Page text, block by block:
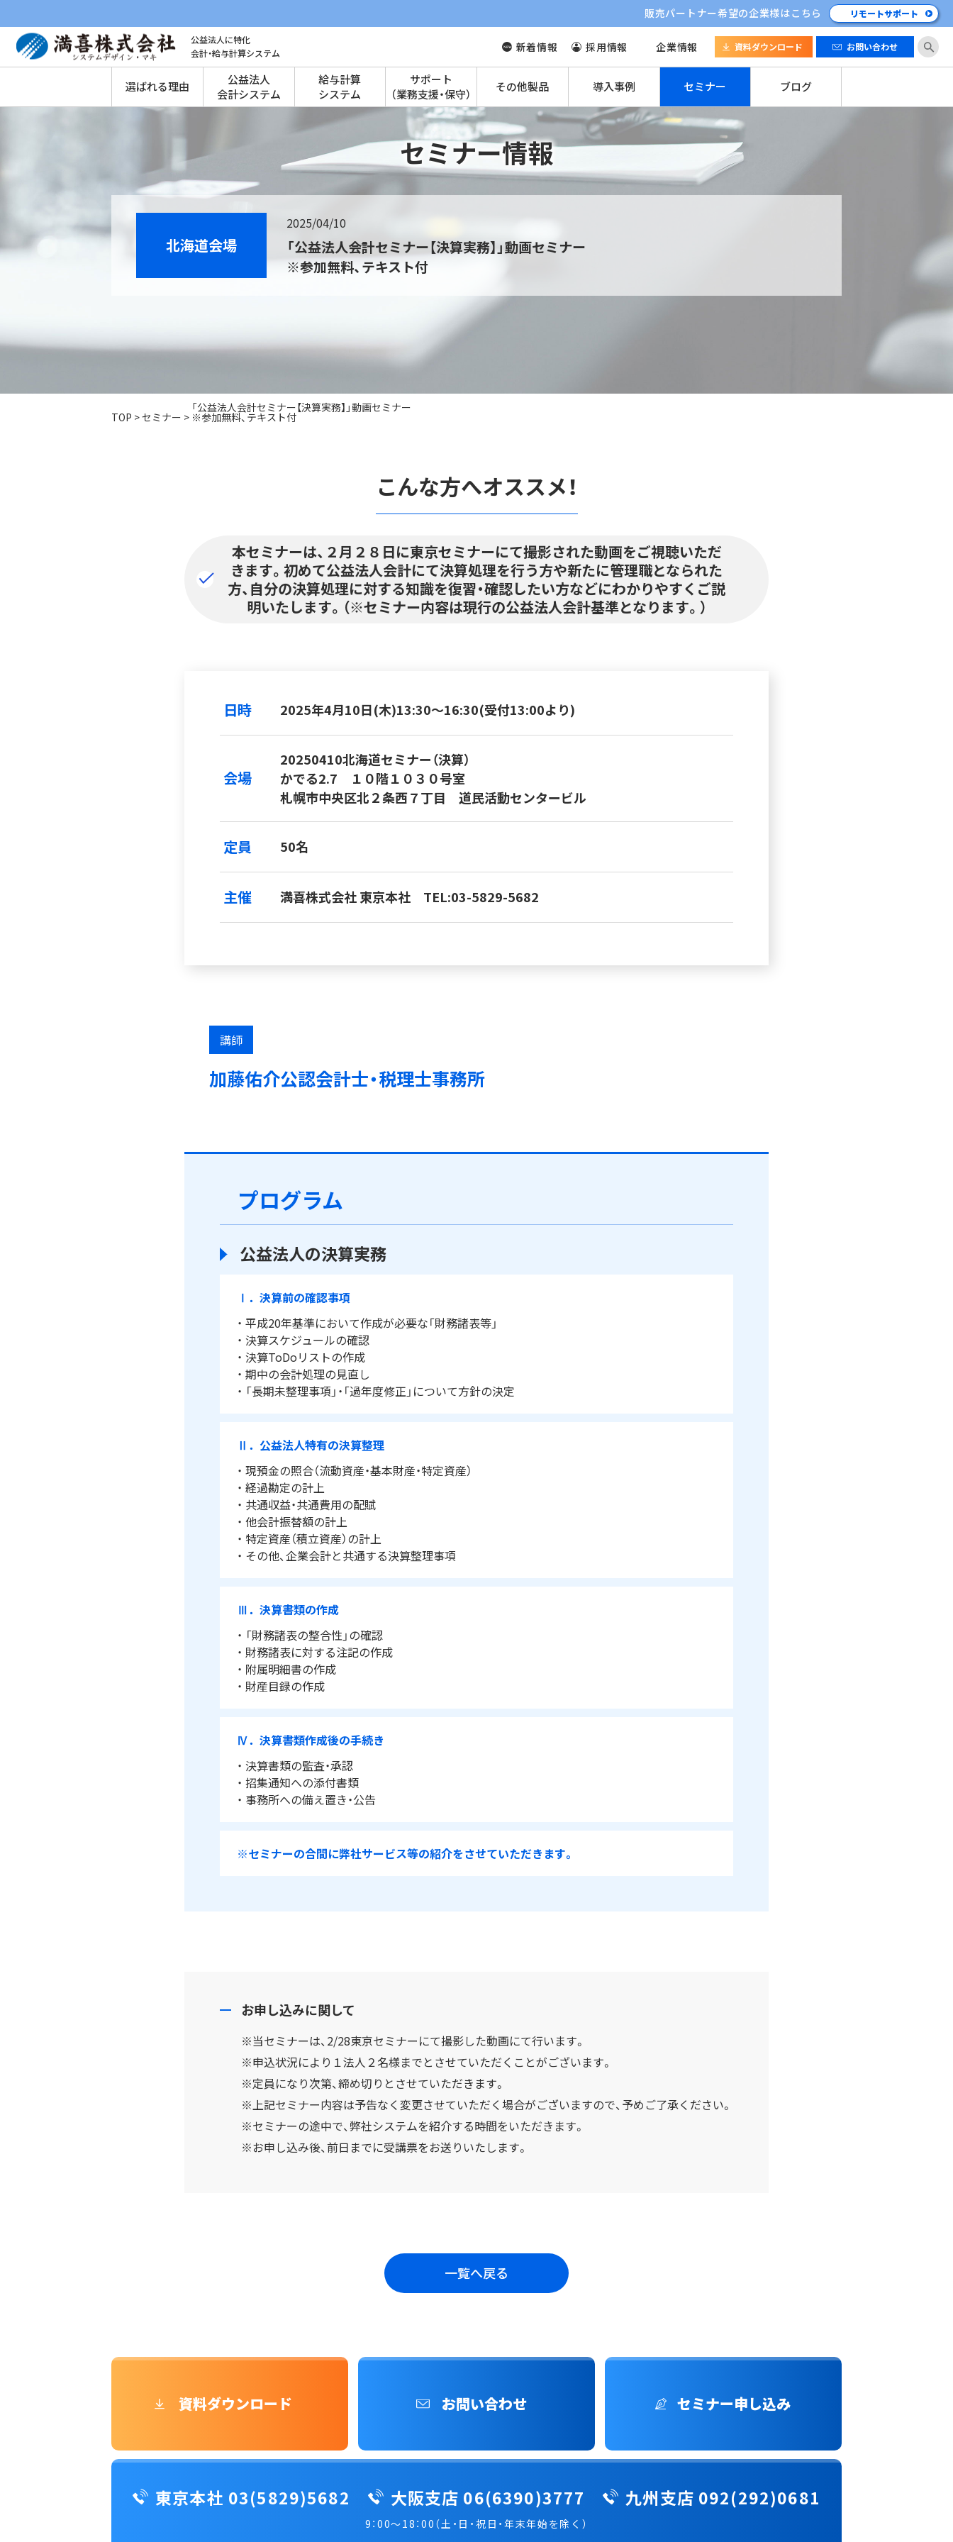
販売パートナー希望の企業様はこちら リモートサポート
公益法人に特化
会計・給与計算システム
新着情報 採用情報 企業情報 資料ダウンロード お問い合わせ
選ばれる理由
公益法人
会計システム
給与計算
システム
サポート
（業務支援・保守）
その他製品 導入事例 セミナー ブログ
セミナー情報
北海道会場
2025/04/10
「公益法人会計セミナー【決算実務】」動画セミナー
※参加無料、テキスト付
TOP >セミナー >
「公益法人会計セミナー【決算実務】」動画セミナー
※参加無料、テキスト付
こんな方へオススメ！
本セミナーは、２月２８日に東京セミナーにて撮影された動画をご視聴いただ
きます。初めて公益法人会計にて決算処理を行う方や新たに管理職となられた
方、自分の決算処理に対する知識を復習・確認したい方などにわかりやすくご説
明いたします。（※セミナー内容は現行の公益法人会計基準となります。）
日時 2025年4月10日(木)13:30～16:30(受付13:00より)
会場
20250410北海道セミナー（決算）
かでる2.7 １０階１０３０号室
札幌市中央区北２条西７丁目 道民活動センタービル
定員 50名
主催 満喜株式会社 東京本社 TEL:03-5829-5682
講師
加藤佑介公認会計士・税理士事務所
プログラム
公益法人の決算実務
Ⅰ．決算前の確認事項
・ 平成20年基準において作成が必要な「財務諸表等」
・ 決算スケジュールの確認
・ 決算ToDoリストの作成
・ 期中の会計処理の見直し
・ 「長期未整理事項」・「過年度修正」について方針の決定
Ⅱ．公益法人特有の決算整理
・ 現預金の照合（流動資産・基本財産・特定資産）
・ 経過勘定の計上
・ 共通収益・共通費用の配賦
・ 他会計振替額の計上
・ 特定資産（積立資産）の計上
・ その他、企業会計と共通する決算整理事項
Ⅲ．決算書類の作成
・ 「財務諸表の整合性」の確認
・ 財務諸表に対する注記の作成
・ 附属明細書の作成
・ 財産目録の作成
Ⅳ．決算書類作成後の手続き
・ 決算書類の監査・承認
・ 招集通知への添付書類
・ 事務所への備え置き・公告
※セミナーの合間に弊社サービス等の紹介をさせていただきます。
お申し込みに関して
※当セミナーは、2/28東京セミナーにて撮影した動画にて行います。
※申込状況により１法人２名様までとさせていただくことがございます。
※定員になり次第、締め切りとさせていただきます。
※上記セミナー内容は予告なく変更させていただく場合がございますので、予めご了承ください。
※セミナーの途中で、弊社システムを紹介する時間をいただきます。
※お申し込み後、前日までに受講票をお送りいたします。
一覧へ戻る
資料ダウンロード お問い合わせ セミナー申し込み
東京本社 03(5829)5682 大阪支店 06(6390)3777 九州支店 092(292)0681
9：00～18：00（土・日・祝日・年末年始を除く）